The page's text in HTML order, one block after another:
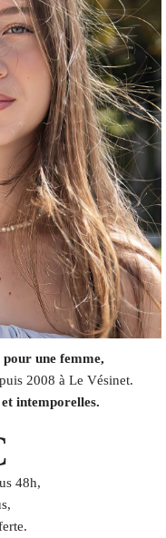
une femme,
2008 à Le Vésinet.
intemporelles.
48h,